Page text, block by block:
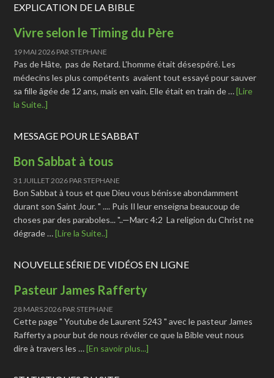
EXPLICATION DE LA BIBLE
Vivre selon le Timing du Père
19 MAI 2026 PAR STEPHANE
Pas de Hâte, pas de Retard. L'homme était désespéré. Les
médecins les plus compétents avaient tout essayé pour sauver
sa fille âgée de 12 ans, mais en vain. Elle était en train de …[Lire
la Suite..]
MESSAGE POUR LE SABBAT
Bon Sabbat à tous
31 JUILLET 2026 PAR STEPHANE
Bon Sabbat à tous et que Dieu vous bénisse abondamment
durant son Saint Jour. " .... Puis Il leur enseigna beaucoup de
choses par des paraboles... "..—Marc 4:2 La religion du Christ ne
dégrade …[Lire la Suite..]
NOUVELLE SÉRIE DE VIDÉOS EN LIGNE
Pasteur James Rafferty
28 MARS 2026 PAR STEPHANE
Cette page " Youtube de Laurent 5243 " avec le pasteur James
Rafferty a pour but de nous révéler ce que la Bible veut nous
dire à travers les …[En savoir plus...]